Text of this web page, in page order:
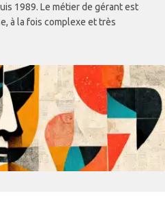
1989. Le métier de gérant est
à la fois complexe et très